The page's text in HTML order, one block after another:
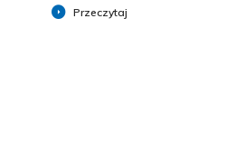
Przeczytaj